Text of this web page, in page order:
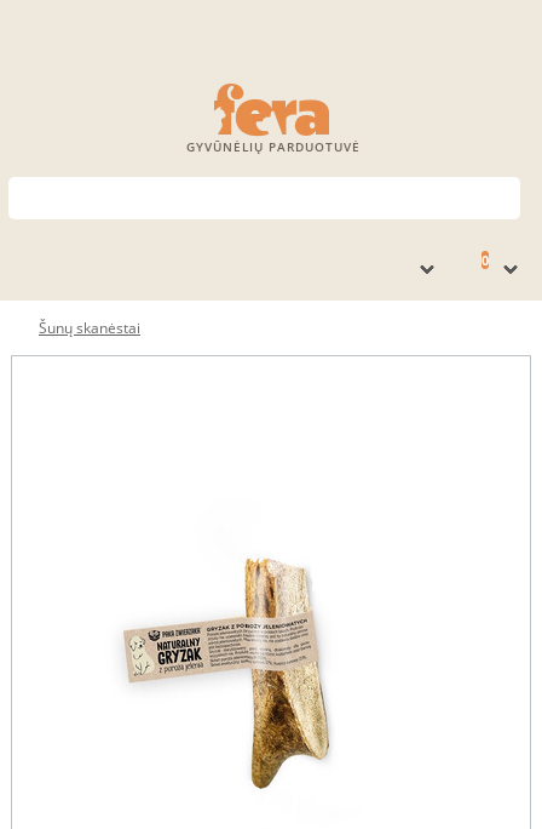
GYVŪNĖLIŲ PARDUOTUVĖ
0
Šunų skanėstai